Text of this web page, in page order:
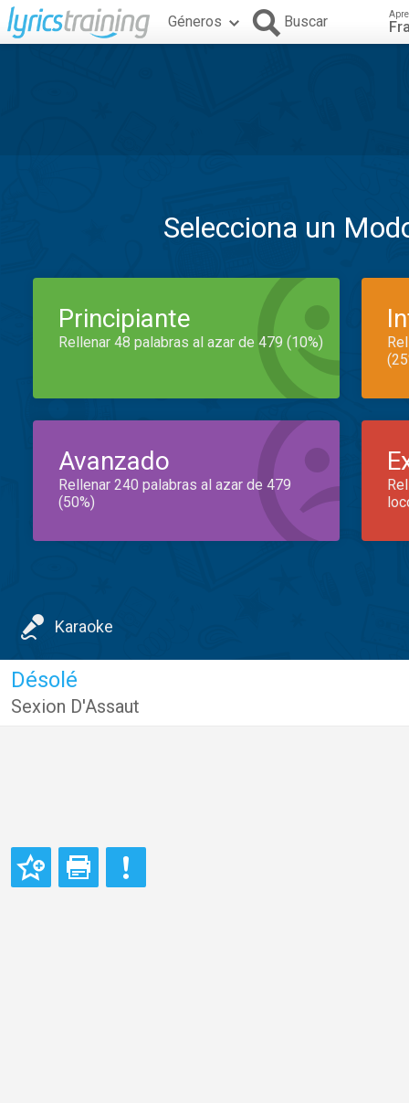
Géneros Buscar
Selecciona un
Principiante
Rellenar 48 palabras al azar de 479 (10%)
Avanzado
Rellenar 240 palabras al azar de 479
(50%)
Karaoke
Désolé
Sexion D'Assaut